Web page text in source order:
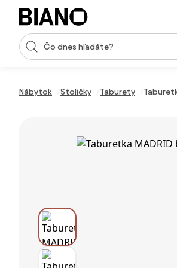
Preskočiť navigáciu, prejsť na obsah
Vstup pre vyhľadávanie
Nábytok Stoličky Taburety